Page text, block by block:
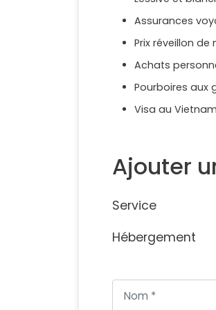
Assurances
Prix réveillon
Achats
Pourboires aux
Visa au
Ajouter
Service
Hébergement